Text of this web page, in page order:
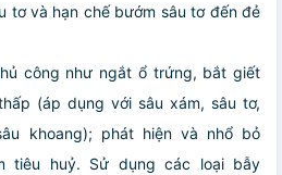
tơ và hạn chế bướm sâu tơ đến đẻ
công như ngắt ổ trứng, bắt giết
(áp dụng với sâu xám, sâu tơ,
khoang); phát hiện và nhổ bỏ
tiêu huỷ. Sử dụng các loại bẫy